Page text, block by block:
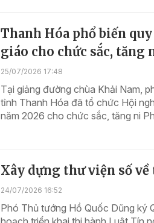
Thanh Hóa phổ biến
giáo cho chức sắc, tăng
25/07/2026 17:48
Tại giảng đường chùa Khải Nam,
tỉnh Thanh Hóa đã tổ chức Hội
năm 2026 cho chức sắc, tăng ni
Xây dựng thư viện số
24/07/2026 16:52
Phó Thủ tướng Hồ Quốc Dũng ký